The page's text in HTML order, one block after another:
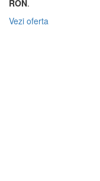
RON.
Vezi oferta